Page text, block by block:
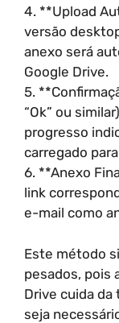
4. **Upload
versão
anexo será
Google Drive.
5.
“Ok” ou
progresso
carregado
6. **Anexo
link
e-mail como
Este método
pesados, pois
Drive cuida
seja